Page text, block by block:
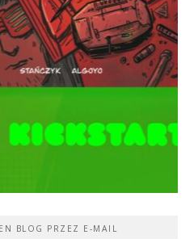
BLOG PRZEZ E-MAIL